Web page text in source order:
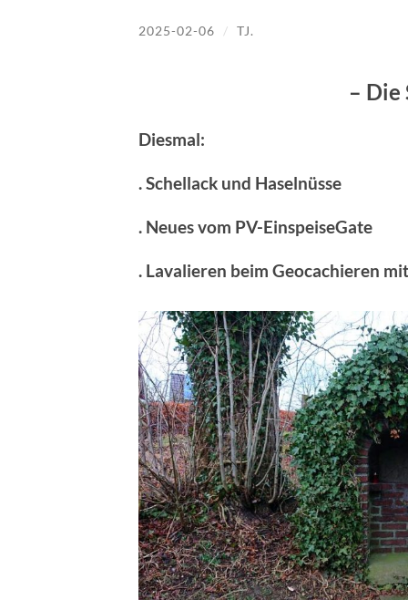
2025-02-06 / TJ.
– Die
Diesmal:
. Schellack und Haselnüsse
. Neues vom PV-EinspeiseGate
. Lavalieren beim Geocachieren